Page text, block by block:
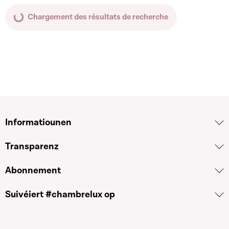
Chargement des résultats de recherche
Informatiounen
Transparenz
Abonnement
Suivéiert #chambrelux op